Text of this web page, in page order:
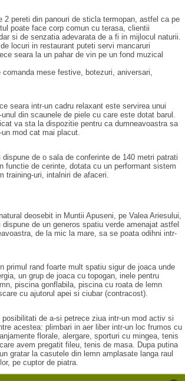
2 pereti din panouri de sticla termopan, astfel ca pe
poate face corp comun cu terasa, clientii
si de senzatia adevarata de a fi in mijlocul naturii.
locuri in restaurant puteti servi mancaruri
seara la un pahar de vin pe un fond muzical
comanda mese festive, botezuri, aniversari,
seara intr-un cadru relaxant este servirea unui
din scaunele de piele cu care este dotat barul.
va sta la dispozitie pentru ca dumneavoastra sa
mod cat mai placut.
dispune de o sala de conferinte de 140 metri patrati
functie de cerinte, dotata cu un performant sistem
training-uri, intalniri de afaceri.
deosebit in Muntii Apuseni, pe Valea Ariesului,
de un generos spatiu verde amenajat astfel
de la mic la mare, sa se poata odihni intr-
primul rand foarte mult spatiu sigur de joaca unde
un grup de joaca cu topogan, inele pentru
piscina gonflabila, piscina cu roata de lemn
cu ajutorul apei si ciubar (contracost).
de a-si petrece ziua intr-un mod activ si
acestea: plimbari in aer liber intr-un loc frumos cu
florale, alergare, sporturi cu mingea, tenis
avem pregatit fileu, tenis de masa. Dupa putina
gratar la casutele din lemn amplasate langa raul
pe cuptor de piatra.